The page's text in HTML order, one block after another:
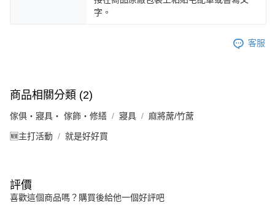
字。
客服
商品相關分類 (2)
傢俱・寢具・ 傢飾・修繕 寢具 麻將蓆/竹蓆
🆕主打活動 就是好好買
評價
喜歡這個商品嗎？購買後給他一個好評吧